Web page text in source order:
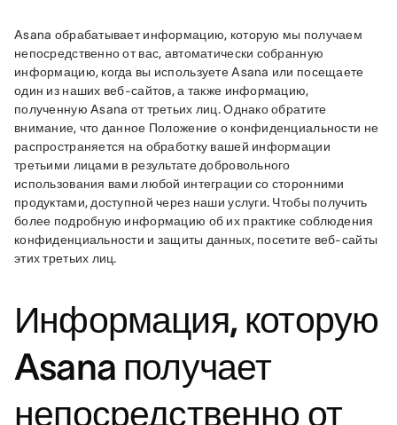
Asana обрабатывает информацию, которую мы получаем
непосредственно от вас, автоматически собранную
информацию, когда вы используете Asana или посещаете
один из наших веб-сайтов, а также информацию,
полученную Asana от третьих лиц. Однако обратите
внимание, что данное Положение о конфиденциальности не
распространяется на обработку вашей информации
третьими лицами в результате добровольного
использования вами любой интеграции со сторонними
продуктами, доступной через наши услуги. Чтобы получить
более подробную информацию об их практике соблюдения
конфиденциальности и защиты данных, посетите веб-сайты
этих третьих лиц.
Информация, которую
Asana получает
непосредственно от